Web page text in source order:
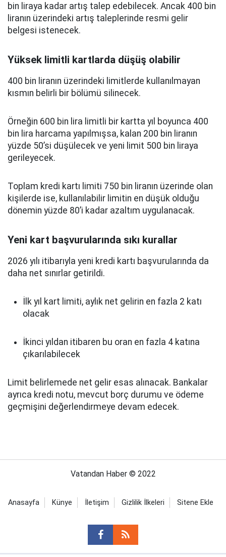
bin liraya kadar artış talep edebilecek. Ancak 400 bin
liranın üzerindeki artış taleplerinde resmi gelir
belgesi istenecek.
Yüksek limitli kartlarda düşüş olabilir
400 bin liranın üzerindeki limitlerde kullanılmayan
kısmın belirli bir bölümü silinecek.
Örneğin 600 bin lira limitli bir kartta yıl boyunca 400
bin lira harcama yapılmışsa, kalan 200 bin liranın
yüzde 50’si düşülecek ve yeni limit 500 bin liraya
gerileyecek.
Toplam kredi kartı limiti 750 bin liranın üzerinde olan
kişilerde ise, kullanılabilir limitin en düşük olduğu
dönemin yüzde 80’i kadar azaltım uygulanacak.
Yeni kart başvurularında sıkı kurallar
2026 yılı itibarıyla yeni kredi kartı başvurularında da
daha net sınırlar getirildi.
İlk yıl kart limiti, aylık net gelirin en fazla 2 katı
olacak
İkinci yıldan itibaren bu oran en fazla 4 katına
çıkarılabilecek
Limit belirlemede net gelir esas alınacak. Bankalar
ayrıca kredi notu, mevcut borç durumu ve ödeme
geçmişini değerlendirmeye devam edecek.
Vatandan Haber © 2022
Anasayfa Künye İletişim Gizlilik İlkeleri Sitene Ekle